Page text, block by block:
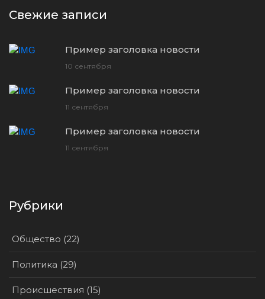
Свежие записи
Пример заголовка новости
10 сентября
Пример заголовка новости
11 сентября
Пример заголовка новости
11 сентября
Рубрики
Общество (22)
Политика (29)
Происшествия (15)